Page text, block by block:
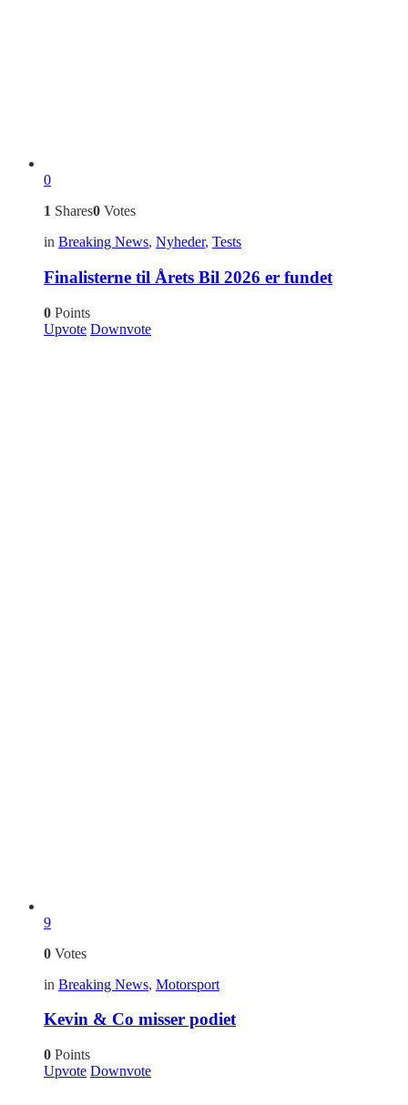
0
1 Shares0 Votes
in Breaking News, Nyheder, Tests
Finalisterne til Årets Bil 2026 er fundet
0 Points
Upvote Downvote
9
0 Votes
in Breaking News, Motorsport
Kevin & Co misser podiet
0 Points
Upvote Downvote